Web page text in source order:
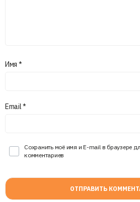
Имя *
Email*
Сохранить моё имя и E-mail в браузере
комментариев